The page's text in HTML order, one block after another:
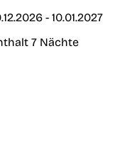
- 10.01.2027
7 Nächte